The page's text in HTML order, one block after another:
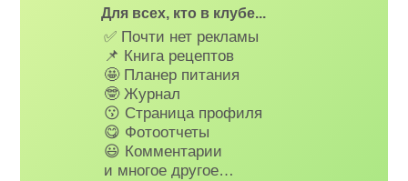
Для всех, кто в клубе...
✅ Почти нет рекламы
📌 Книга рецептов
🤩 Планер питания
🤓 Журнал
😗 Страница профиля
😋 Фотоотчеты
😃 Комментарии
и многое другое…